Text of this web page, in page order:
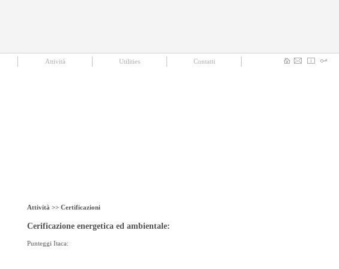
Attività >> Certificazioni
Cerificazione energetica ed ambientale:
Punteggi Itaca:
Attività Utilities Contatti